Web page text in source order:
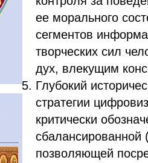
ее морального
сегментов
творческих сил
дух, влекущим
Глубокий
стратегии
критически
сбалансированной
позволяющей